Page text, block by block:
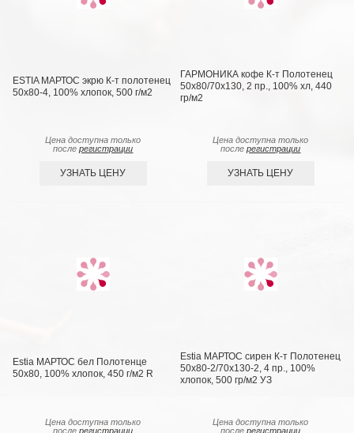
ESTIA МАРТОС экрю К-т полотенец
50х80-4, 100% хлопок, 500 г/м2
Цена доступна только
послерегистрации
УЗНАТЬ ЦЕНУ
ГАРМОНИКА кофе К-т Полотенец
50х80/70х130, 2 пр., 100% хл, 440
гр/м2
Цена доступна только
послерегистрации
УЗНАТЬ ЦЕНУ
Estia МАРТОС бел Полотенце
50х80, 100% хлопок, 450 г/м2 R
Цена доступна только
послерегистрации
Estia МАРТОС сирен К-т Полотенец
50х80-2/70х130-2, 4 пр., 100%
хлопок, 500 гр/м2 УЗ
Цена доступна только
послерегистрации